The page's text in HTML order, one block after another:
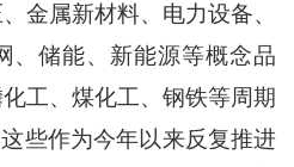
金属新材料、电力设备、
、储能、新能源等概念品
工、煤化工、钢铁等周期
些作为今年以来反复推进